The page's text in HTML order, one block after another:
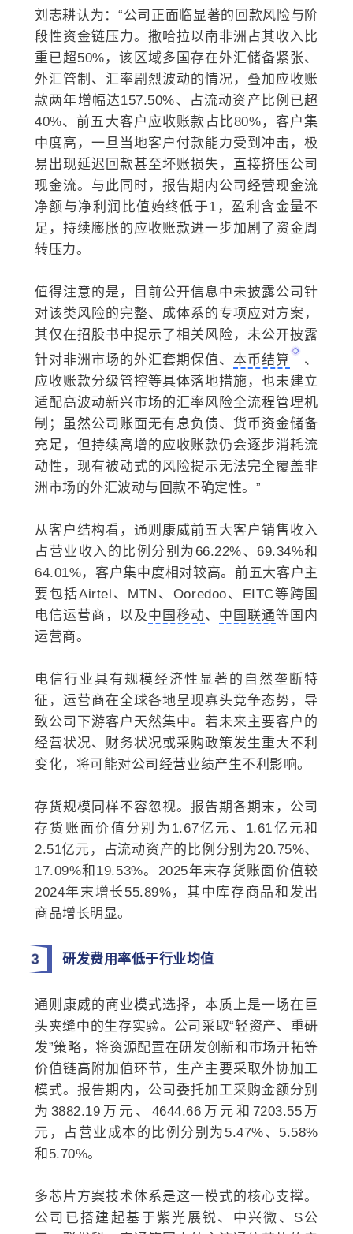
刘志耕认为：“公司正面临显著的回款风险与阶
段性资金链压力。撒哈拉以南非洲占其收入比
重已超50%，该区域多国存在外汇储备紧张、
外汇管制、汇率剧烈波动的情况，叠加应收账
款两年增幅达157.50%、占流动资产比例已超
40%、前五大客户应收账款占比80%，客户集
中度高，一旦当地客户付款能力受到冲击，极
易出现延迟回款甚至坏账损失，直接挤压公司
现金流。与此同时，报告期内公司经营现金流
净额与净利润比值始终低于1，盈利含金量不
足，持续膨胀的应收账款进一步加剧了资金周
转压力。
值得注意的是，目前公开信息中未披露公司针
对该类风险的完整、成体系的专项应对方案，
其仅在招股书中提示了相关风险，未公开披露
针对非洲市场的外汇套期保值、 本币结算
、
应收账款分级管控等具体落地措施，也未建立
适配高波动新兴市场的汇率风险全流程管理机
制；虽然公司账面无有息负债、货币资金储备
充足，但持续高增的应收账款仍会逐步消耗流
动性，现有被动式的风险提示无法完全覆盖非
洲市场的外汇波动与回款不确定性。”
从客户结构看，通则康威前五大客户销售收入
占营业收入的比例分别为66.22%、69.34%和
64.01%，客户集中度相对较高。前五大客户主
要包括Airtel、MTN、Ooredoo、EITC等跨国
电信运营商，以及中国移动、 中国联通等国内
运营商。
电信行业具有规模经济性显著的自然垄断特
征，运营商在全球各地呈现寡头竞争态势，导
致公司下游客户天然集中。若未来主要客户的
经营状况、财务状况或采购政策发生重大不利
变化，将可能对公司经营业绩产生不利影响。
存货规模同样不容忽视。报告期各期末，公司
存货账面价值分别为1.67亿元、1.61亿元和
2.51亿元，占流动资产的比例分别为20.75%、
17.09%和19.53%。2025年末存货账面价值较
2024年末增长55.89%，其中库存商品和发出
商品增长明显。
3 研发费用率低于行业均值
通则康威的商业模式选择，本质上是一场在巨
头夹缝中的生存实验。公司采取“轻资产、重研
发”策略，将资源配置在研发创新和市场开拓等
价值链高附加值环节，生产主要采取外协加工
模式。报告期内，公司委托加工采购金额分别
为3882.19万元、4644.66万元和7203.55万
元，占营业成本的比例分别为5.47%、5.58%
和5.70%。
多芯片方案技术体系是这一模式的核心支撑。
公司已搭建起基于紫光展锐、中兴微、S公